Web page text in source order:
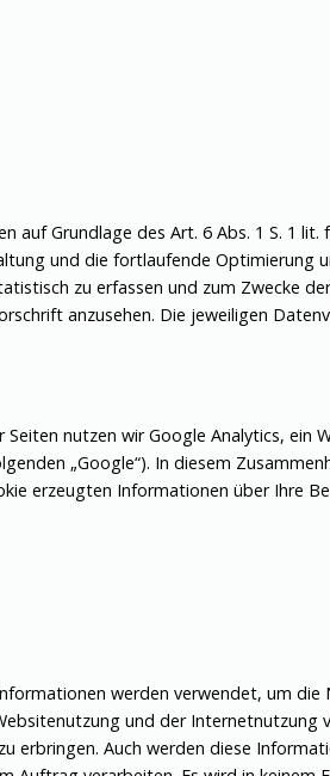
Grundlage des Art. 6 Abs. 1 S. 1 lit.
und die fortlaufende Optimierung
zu erfassen und zum Zwecke
anzusehen. Die jeweiligen
nutzen wir Google Analytics, ein
„Google“). In diesem
erzeugten Informationen über Ihre
werden verwendet, um
und der Internetnutzung
erbringen. Auch werden diese